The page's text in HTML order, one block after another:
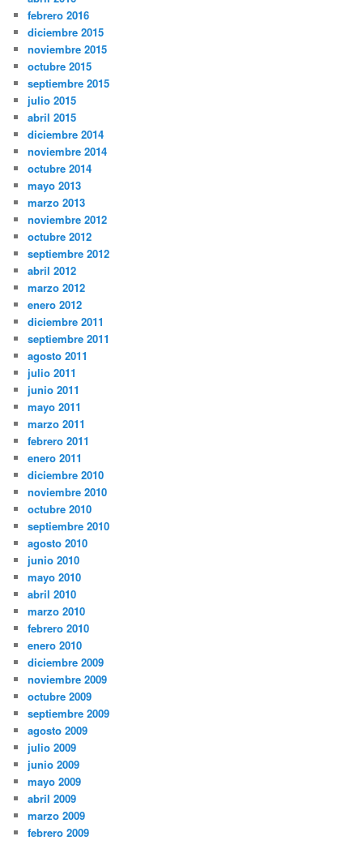
febrero 2016
diciembre 2015
noviembre 2015
octubre 2015
septiembre 2015
julio 2015
abril 2015
diciembre 2014
noviembre 2014
octubre 2014
mayo 2013
marzo 2013
noviembre 2012
octubre 2012
septiembre 2012
abril 2012
marzo 2012
enero 2012
diciembre 2011
septiembre 2011
agosto 2011
julio 2011
junio 2011
mayo 2011
marzo 2011
febrero 2011
enero 2011
diciembre 2010
noviembre 2010
octubre 2010
septiembre 2010
agosto 2010
junio 2010
mayo 2010
abril 2010
marzo 2010
febrero 2010
enero 2010
diciembre 2009
noviembre 2009
octubre 2009
septiembre 2009
agosto 2009
julio 2009
junio 2009
mayo 2009
abril 2009
marzo 2009
febrero 2009